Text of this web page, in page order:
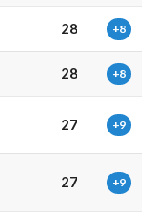
28 +8
28 +8
27 +9
27 +9